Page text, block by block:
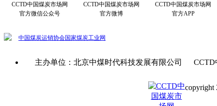
CCTD中国煤炭市场网
官方微信公众号
CCTD中国煤炭市场网
官方微博
CCTD中国煤炭市场网
官方APP
中国煤炭运销协会国家煤炭工业网
主办单位：北京中煤时代科技发展有限公司
copyright